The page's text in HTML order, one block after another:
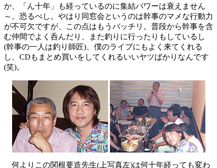
か、「ん十年」も経っているのに集結パワーは衰えません
～。恐るべし。やはり同窓会というのは幹事のマメな行動力
が不可欠ですが、この点はもうバッチリ。普段から幹事を含
む仲間でよく呑んだり、また釣りに行ったりもしているし
(幹事の一人は釣り師匠)、僕のライブにもよく来てくれる
し、CDもまとめ買いをしてくれるいいヤツばかりなんです
(笑)。
何よりこの関根要造先生(上写真左)は何十年経っても変わ